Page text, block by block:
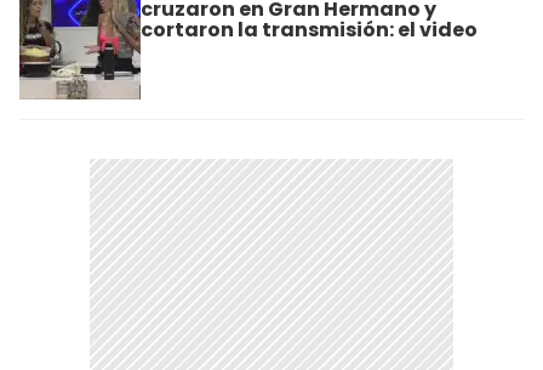
cruzaron en Gran Hermano y
cortaron la transmisión: el video